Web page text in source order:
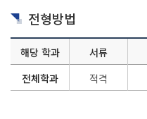
전형방법
해당 학과 서류
전체학과
적격